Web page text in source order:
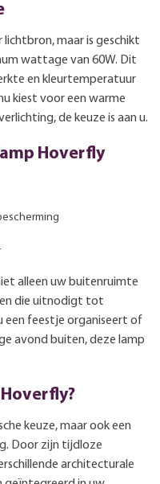
maar is geschikt
wattage van 60W. Dit
en kleurtemperatuur
kiest voor een warme
de keuze is aan u.
Hoverfly
alleen uw buitenruimte
die uitnodigt tot
een feestje organiseert of
avond buiten, deze lamp
keuze, maar ook een
Door zijn tijdloze
architecturale